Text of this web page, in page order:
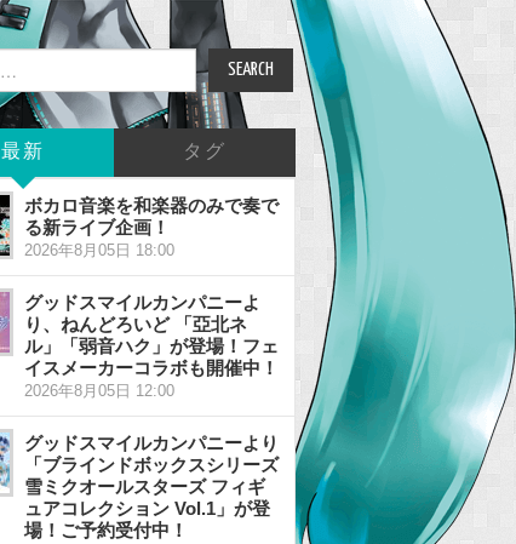
最新 タグ
ボカロ音楽を和楽器のみで奏で
る新ライブ企画！
2026年8月05日 18:00
グッドスマイルカンパニーよ
り、ねんどろいど 「亞北ネ
ル」「弱音ハク」が登場！フェ
イスメーカーコラボも開催中！
2026年8月05日 12:00
グッドスマイルカンパニーより
「ブラインドボックスシリーズ
雪ミクオールスターズ フィギ
ュアコレクション Vol.1」が登
場！ご予約受付中！